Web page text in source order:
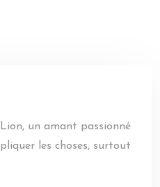
un amant passionné
les choses, surtout